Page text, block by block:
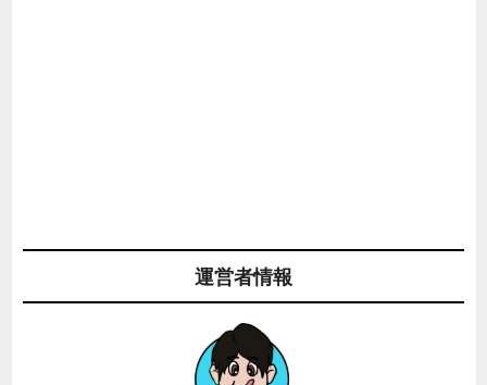
運営者情報